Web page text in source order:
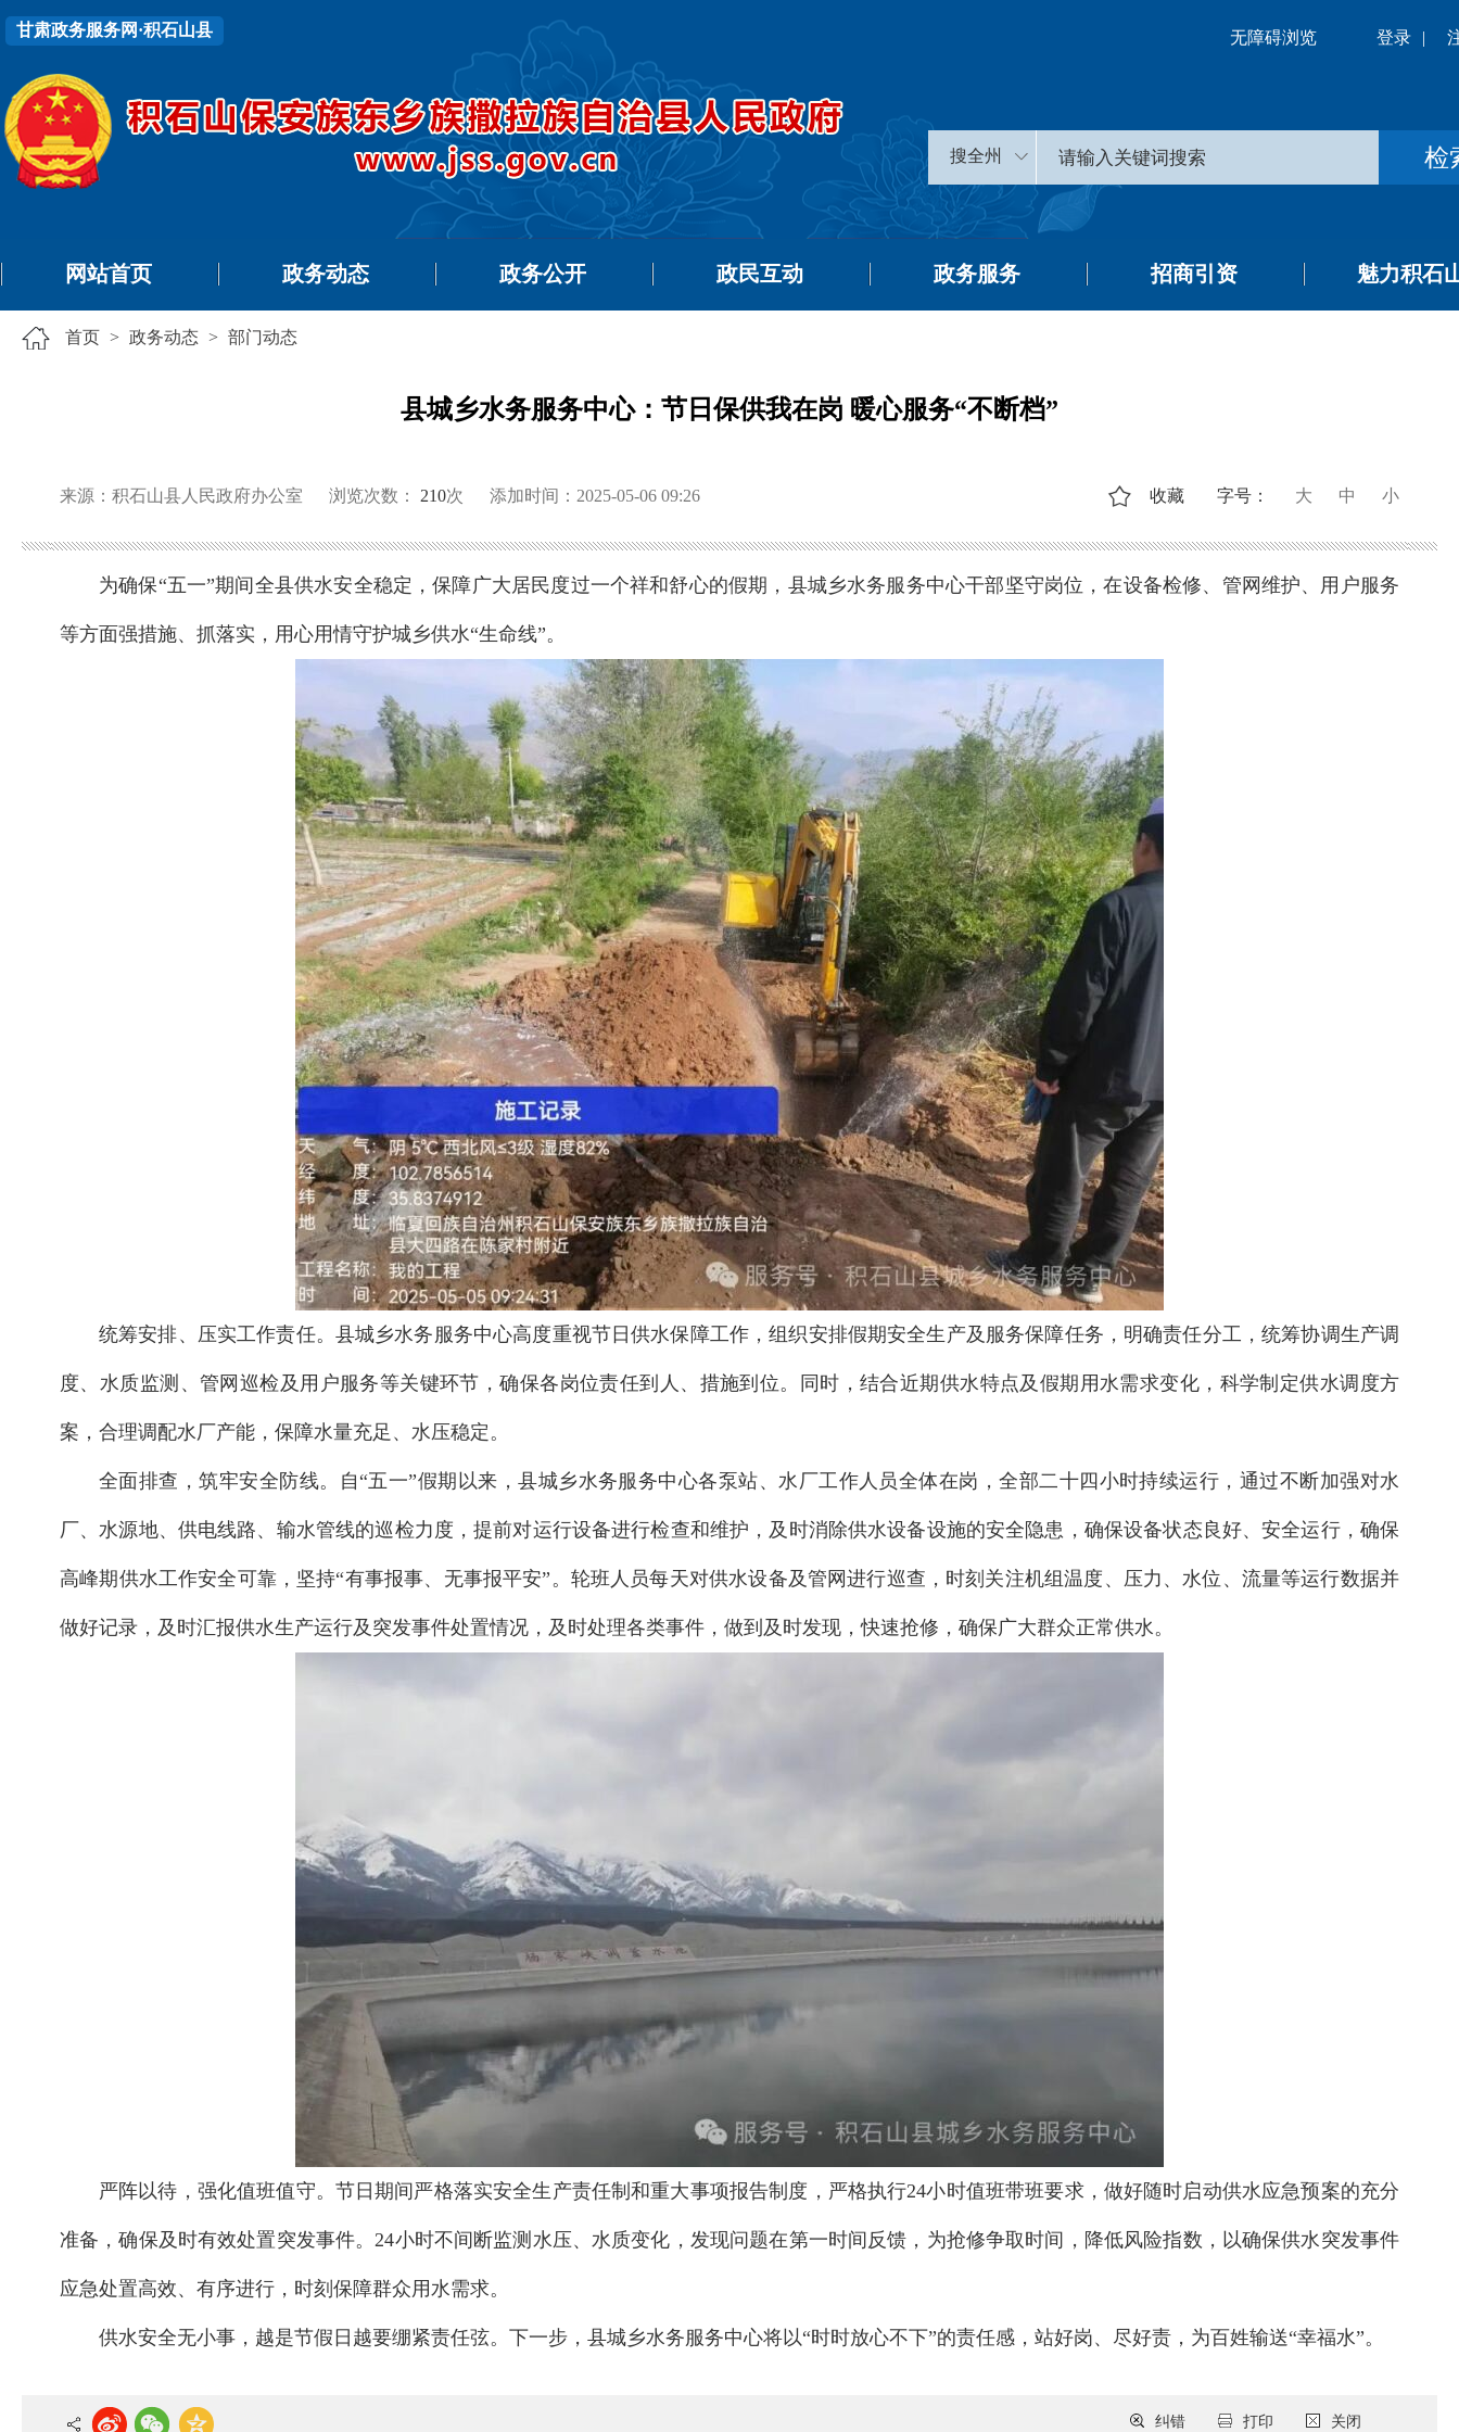
甘肃政务服务网·积石山县 无障碍浏览 登录 |
搜全州
网站首页 政务动态 政务公开 政民互动 政务服务 招商引资 魅力积石
首页 > 政务动态 > 部门动态
县城乡水务服务中心：节日保供我在岗 暖心服务“不断档”
来源：积石山县人民政府办公室 浏览次数： 210次 添加时间：2025-05-06 09:26 字号： 大 中 小
收藏
为确保“五一”期间全县供水安全稳定，保障广大居民度过一个祥和舒心的假期，县城乡水务服务中心干部坚守岗位，在设备检修、管网维护、用户服务
等方面强措施、抓落实，用心用情守护城乡供水“生命线”。
统筹安排、压实工作责任。县城乡水务服务中心高度重视节日供水保障工作，组织安排假期安全生产及服务保障任务，明确责任分工，统筹协调生产调
度、水质监测、管网巡检及用户服务等关键环节，确保各岗位责任到人、措施到位。同时，结合近期供水特点及假期用水需求变化，科学制定供水调度方
案，合理调配水厂产能，保障水量充足、水压稳定。
全面排查，筑牢安全防线。自“五一”假期以来，县城乡水务服务中心各泵站、水厂工作人员全体在岗，全部二十四小时持续运行，通过不断加强对水
厂、水源地、供电线路、输水管线的巡检力度，提前对运行设备进行检查和维护，及时消除供水设备设施的安全隐患，确保设备状态良好、安全运行，确保
高峰期供水工作安全可靠，坚持“有事报事、无事报平安”。轮班人员每天对供水设备及管网进行巡查，时刻关注机组温度、压力、水位、流量等运行数据并
做好记录，及时汇报供水生产运行及突发事件处置情况，及时处理各类事件，做到及时发现，快速抢修，确保广大群众正常供水。
严阵以待，强化值班值守。节日期间严格落实安全生产责任制和重大事项报告制度，严格执行24小时值班带班要求，做好随时启动供水应急预案的充分
准备，确保及时有效处置突发事件。24小时不间断监测水压、水质变化，发现问题在第一时间反馈，为抢修争取时间，降低风险指数，以确保供水突发事件
应急处置高效、有序进行，时刻保障群众用水需求。
供水安全无小事，越是节假日越要绷紧责任弦。下一步，县城乡水务服务中心将以“时时放心不下”的责任感，站好岗、尽好责，为百姓输送“幸福水”。
关闭
打印
纠错